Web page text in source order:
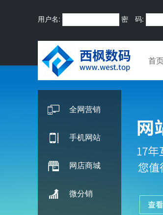
用户名: 密 码:
首
全网营销
手机网站
网店商城
微分销